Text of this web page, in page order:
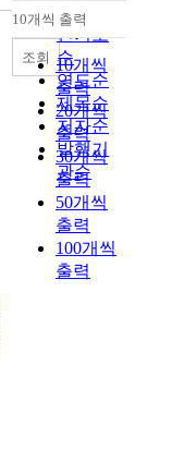
순
인기도
순
연도순
제목순
저자순
발행기
관순
내림차순
10개씩 출력
10개씩
출력
20개씩
출력
30개씩
출력
50개씩
출력
100개씩
출력
조회